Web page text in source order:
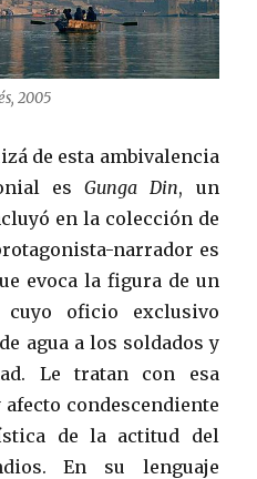
2005
de esta ambivalencia
esGunga Din, un
en la colección de
narrador es
evoca la figura de un
oficio exclusivo
agua a los soldados y
Le tratan con esa
condescendiente
de la actitud del
En su lenguaje